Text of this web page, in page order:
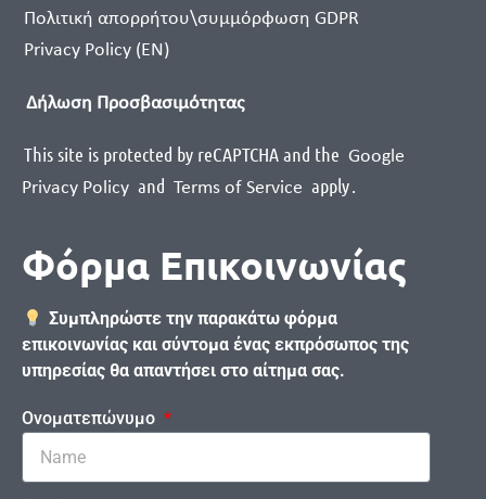
Πολιτική απορρήτου\συμμόρφωση GDPR
Privacy Policy (EN)
Δήλωση Προσβασιμότητας
This site is protected by reCAPTCHA and the Google
Privacy Policy and Terms of Service apply.
Φόρμα Επικοινωνίας
Συμπληρώστε την παρακάτω φόρμα
επικοινωνίας και σύντομα ένας εκπρόσωπος της
υπηρεσίας θα απαντήσει στο αίτημα σας.
Ονοματεπώνυμο